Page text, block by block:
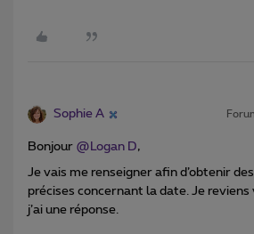
Sophie A
Bonjour ​ @Logan D,
Je vais me renseigner afin d’obtenir
précises concernant la date. Je reviens
j’ai une réponse.